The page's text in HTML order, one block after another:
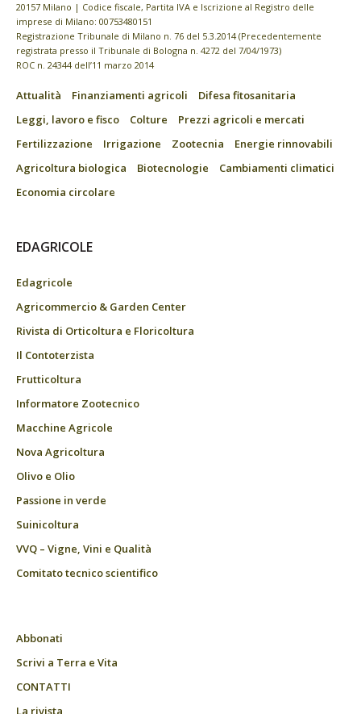
20157 Milano | Codice fiscale, Partita IVA e Iscrizione al Registro delle
imprese di Milano: 00753480151
Registrazione Tribunale di Milano n. 76 del 5.3.2014 (Precedentemente
registrata presso il Tribunale di Bologna n. 4272 del 7/04/1973)
ROC n. 24344 dell’11 marzo 2014
Attualità Finanziamenti agricoli
Difesa fitosanitaria
Leggi, lavoro e fisco
Colture
Prezzi agricoli e mercati
Fertilizzazione
Irrigazione Zootecnia
Energie rinnovabili
Agricoltura biologica
Biotecnologie
Cambiamenti climatici
Economia circolare
EDAGRICOLE
Edagricole
Agricommercio & Garden Center
Rivista di Orticoltura e Floricoltura
Il Contoterzista
Frutticoltura
Informatore Zootecnico
Macchine Agricole
Nova Agricoltura
Olivo e Olio
Passione in verde
Suinicoltura
VVQ – Vigne, Vini e Qualità
Comitato tecnico scientifico
Abbonati
Scrivi a Terra e Vita
CONTATTI